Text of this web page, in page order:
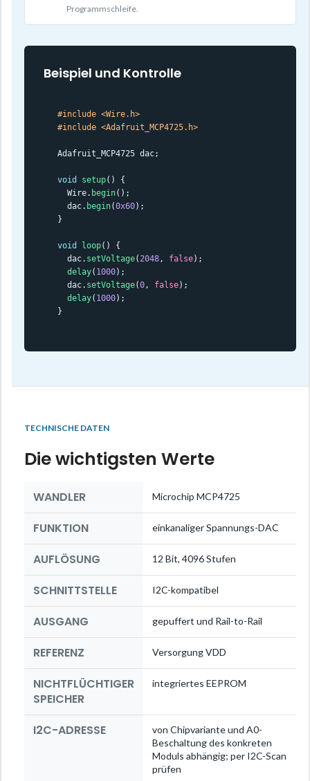
Programmschleife.
Beispiel und Kontrolle
#include <Wire.h>
#include <Adafruit_MCP4725.h>
Adafruit_MCP4725 dac;
void setup() {
  Wire.
begin();
  dac.
begin(0x60);
}
void loop() {
  dac.
setVoltage( 2048, false);
delay( 1000);
  dac.
setVoltage(0, false);
delay( 1000);
}
TECHNISCHE DATEN
Die wichtigsten Werte
WANDLER Microchip MCP4725
FUNKTION einkanaliger Spannungs-DAC
AUFLÖSUNG 12 Bit, 4096 Stufen
SCHNITTSTELLE I2C-kompatibel
AUSGANG gepuffert und Rail-to-Rail
REFERENZ Versorgung VDD
NICHTFLÜCHTIGER
SPEICHER
integriertes EEPROM
I2C-ADRESSE
von Chipvariante und A0-
Beschaltung des konkreten
Moduls abhängig; per I2C-Scan
prüfen